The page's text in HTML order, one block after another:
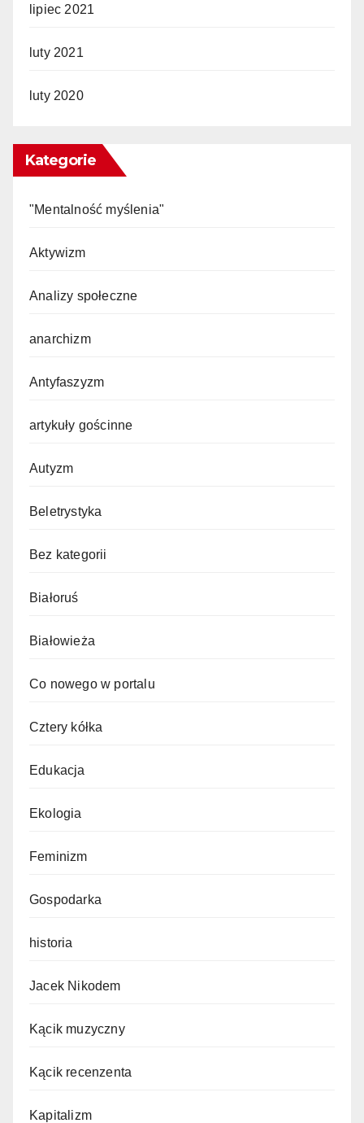
lipiec 2021
luty 2021
luty 2020
Kategorie
"Mentalność myślenia"
Aktywizm
Analizy społeczne
anarchizm
Antyfaszyzm
artykuły gościnne
Autyzm
Beletrystyka
Bez kategorii
Białoruś
Białowieża
Co nowego w portalu
Cztery kółka
Edukacja
Ekologia
Feminizm
Gospodarka
historia
Jacek Nikodem
Kącik muzyczny
Kącik recenzenta
Kapitalizm